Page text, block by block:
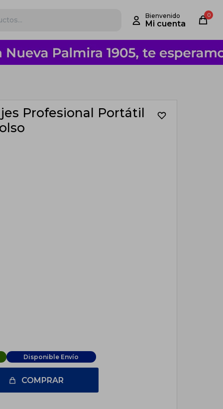
0
Profesional Portátil
Disponible Envío
COMPRAR